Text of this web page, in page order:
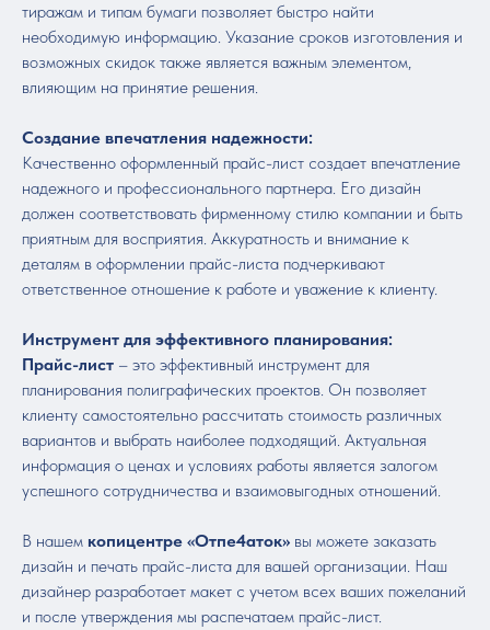
тиражам и типам бумаги позволяет быстро найти
необходимую информацию. Указание сроков изготовления и
возможных скидок также является важным элементом,
влияющим на принятие решения.
Создание впечатления надежности:
Качественно оформленный прайс-лист создает впечатление
надежного и профессионального партнера. Его дизайн
должен соответствовать фирменному стилю компании и быть
приятным для восприятия. Аккуратность и внимание к
деталям в оформлении прайс-листа подчеркивают
ответственное отношение к работе и уважение к клиенту.
Инструмент для эффективного планирования:
Прайс-лист – это эффективный инструмент для
планирования полиграфических проектов. Он позволяет
клиенту самостоятельно рассчитать стоимость различных
вариантов и выбрать наиболее подходящий. Актуальная
информация о ценах и условиях работы является залогом
успешного сотрудничества и взаимовыгодных отношений.
В нашем копицентре «Отпе4аток» вы можете заказать
дизайн и печать прайс-листа для вашей организации. Наш
дизайнер разработает макет с учетом всех ваших пожеланий
и после утверждения мы распечатаем прайс-лист.